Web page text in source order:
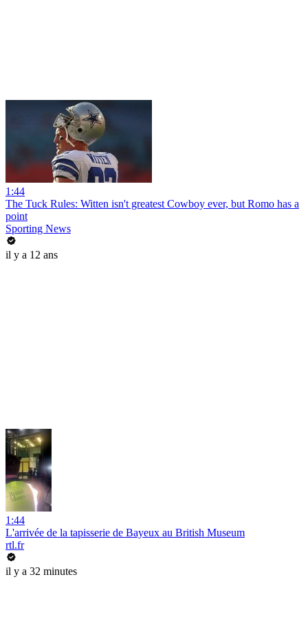
1:44
The Tuck Rules: Witten isn't greatest Cowboy ever, but Romo has a
point
Sporting News
il y a 12 ans
1:44
L'arrivée de la tapisserie de Bayeux au British Museum
rtl.fr
il y a 32 minutes